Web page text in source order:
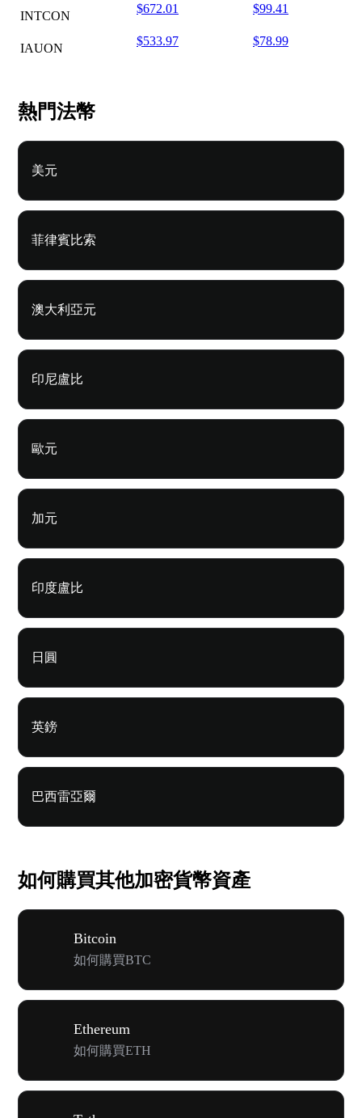
INTCON
$672.01 $99.41
IAUON
$533.97 $78.99
熱門法幣
美元
菲律賓比索
澳大利亞元
印尼盧比
歐元
加元
印度盧比
日圓
英鎊
巴西雷亞爾
如何購買其他加密貨幣資產
Bitcoin
如何購買BTC
Ethereum
如何購買ETH